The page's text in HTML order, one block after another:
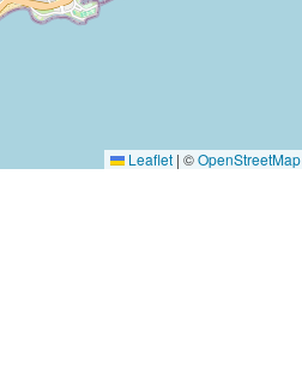
Leaflet | ©OpenStreetMap